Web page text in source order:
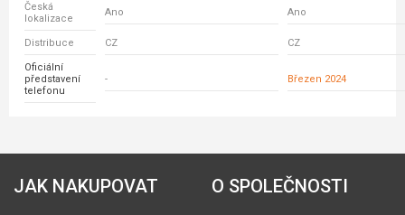
Česká
lokalizace
Ano Ano
Distribuce CZ CZ
Oficiální
představení
telefonu
- Březen 2024
JAK NAKUPOVAT O SPOLEČNOSTI